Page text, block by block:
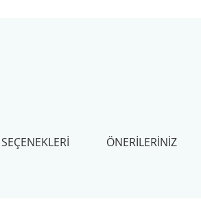
ÖNERILERINIZ